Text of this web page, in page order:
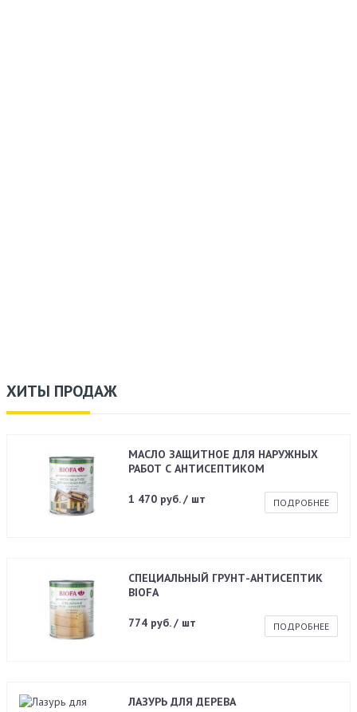
ХИТЫ ПРОДАЖ
МАСЛО ЗАЩИТНОЕ ДЛЯ НАРУЖНЫХ
РАБОТ С АНТИСЕПТИКОМ
1 470 руб. / шт ПОДРОБНЕЕ
СПЕЦИАЛЬНЫЙ ГРУНТ-АНТИСЕПТИК
BIOFA
774 руб. / шт ПОДРОБНЕЕ
ЛАЗУРЬ ДЛЯ ДЕРЕВА